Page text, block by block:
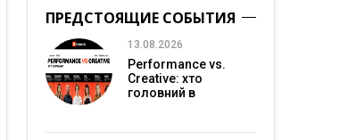
ПРЕДСТОЯЩИЕ СОБЫТИЯ
13.08.2026
Performance vs.
Creative: хто
головний в